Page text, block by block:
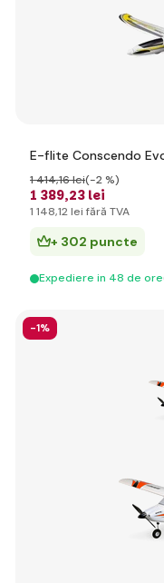
E-flite Conscendo
1 389,23 lei
1 414,16 lei(-2 %)
1 148,12 lei fără TVA
+ 302 puncte
Expediere in 48 de ore
-1%